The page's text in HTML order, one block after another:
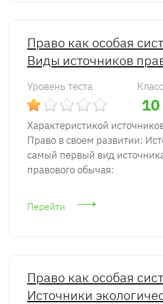
Право как особая
Виды источников
Уровень теста Класс
10
Характеристикой
Право в своем развитии:
самый первый вид
правового обычая:
Перейти
Право как особая
Источники